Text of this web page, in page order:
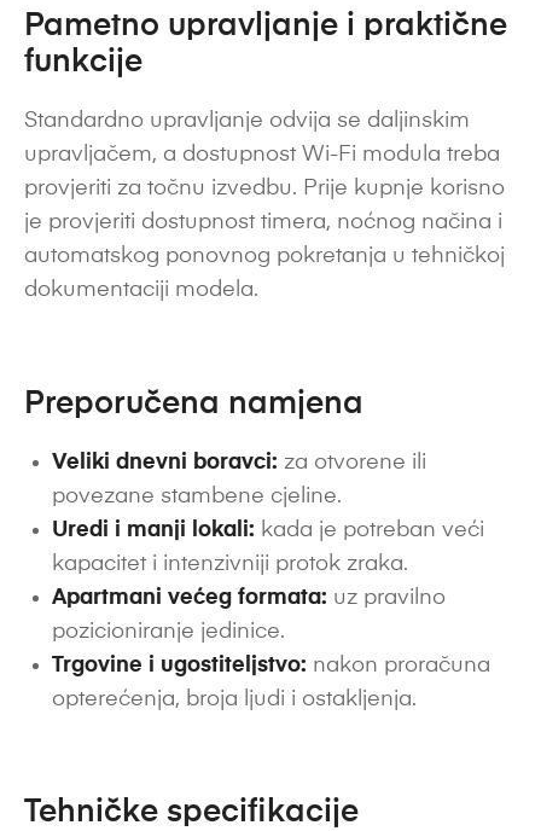
Pametno upravljanje i praktične
funkcije
Standardno upravljanje odvija se daljinskim
upravljačem, a dostupnost Wi-Fi modula treba
provjeriti za točnu izvedbu. Prije kupnje korisno
je provjeriti dostupnost timera, noćnog načina i
automatskog ponovnog pokretanja u tehničkoj
dokumentaciji modela.
Preporučena namjena
Veliki dnevni boravci: za otvorene ili
povezane stambene cjeline.
Uredi i manji lokali: kada je potreban veći
kapacitet i intenzivniji protok zraka.
Apartmani većeg formata: uz pravilno
pozicioniranje jedinice.
Trgovine i ugostiteljstvo: nakon proračuna
opterećenja, broja ljudi i ostakljenja.
Tehničke specifikacije